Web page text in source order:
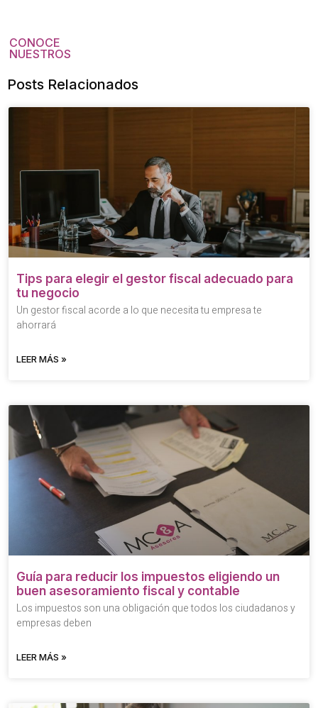
CONOCE
NUESTROS
Posts Relacionados
Tips para elegir el gestor fiscal adecuado para
tu negocio
Un gestor fiscal acorde a lo que necesita tu empresa te
ahorrará
LEER MÁS »
Guía para reducir los impuestos eligiendo un
buen asesoramiento fiscal y contable
Los impuestos son una obligación que todos los ciudadanos y
empresas deben
LEER MÁS »